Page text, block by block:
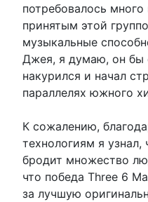
потребовалось
принятым этой
музыкальные
Джея, я думаю, он бы
накурился и начал
параллелях южного
К сожалению,
технологиям я узнал,
бродит множество
что победа Three 6
за лучшую